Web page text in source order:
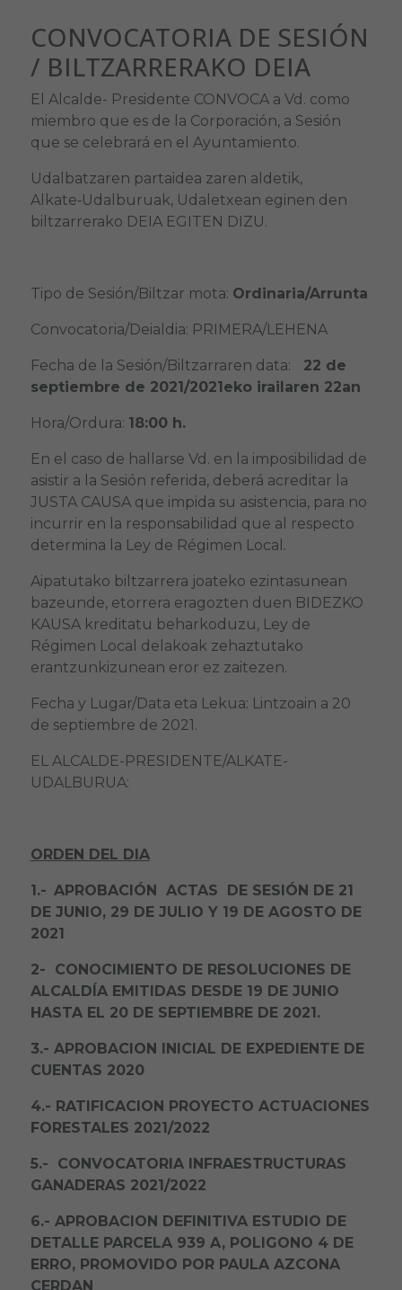
CONVOCATORIA DE SESIÓN
/ BILTZARRERAKO DEIA
El Alcalde- Presidente CONVOCA a Vd. como
miembro que es de la Corporación, a Sesión
que se celebrará en el Ayuntamiento.
Udalbatzaren partaidea zaren aldetik,
Alkate‑Udalburuak, Udaletxean eginen den
biltzarrerako DEIA EGITEN DIZU.
Tipo de Sesión/Biltzar mota: Ordinaria/Arrunta
Convocatoria/Deialdia: PRIMERA/LEHENA
Fecha de la Sesión/Biltzarraren data:
22 de
septiembre de 2021/2021eko irailaren 22an
Hora/Ordura: 18:00 h.
En el caso de hallarse Vd. en la imposibilidad de
asistir a la Sesión referida, deberá acreditar la
JUSTA CAUSA que impida su asistencia, para no
incurrir en la responsabilidad que al respecto
determina la Ley de Régimen Local.
Aipatutako biltzarrera joateko ezintasunean
bazeunde, etorrera eragozten duen BIDEZKO
KAUSA kreditatu beharkoduzu, Ley de
Régimen Local delakoak zehaztutako
erantzunkizunean eror ez zaitezen.
Fecha y Lugar/Data eta Lekua: Lintzoain a 20
de septiembre de 2021.
EL ALCALDE-PRESIDENTE/ALKATE-
UDALBURUA:
ORDEN DEL DIA
1.- APROBACIÓN ACTAS DE SESIÓN DE 21
DE JUNIO, 29 DE JULIO Y 19 DE AGOSTO DE
2021
2- CONOCIMIENTO DE RESOLUCIONES DE
ALCALDÍA EMITIDAS DESDE 19 DE JUNIO
HASTA EL 20 DE SEPTIEMBRE DE 2021.
3.- APROBACION INICIAL DE EXPEDIENTE DE
CUENTAS 2020
4.- RATIFICACION PROYECTO ACTUACIONES
FORESTALES 2021/2022
5.- CONVOCATORIA INFRAESTRUCTURAS
GANADERAS 2021/2022
6.- APROBACION DEFINITIVA ESTUDIO DE
DETALLE PARCELA 939 A, POLIGONO 4 DE
ERRO, PROMOVIDO POR PAULA AZCONA
CERDAN